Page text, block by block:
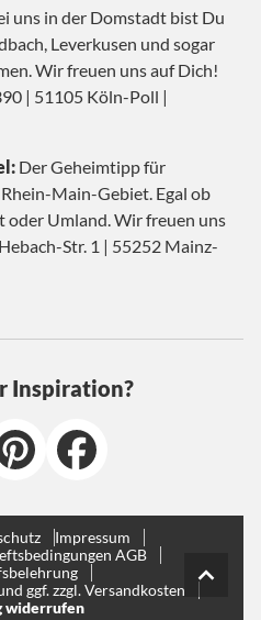
uns in der Domstadt bist Du
Leverkusen und sogar
Wir freuen uns auf Dich!
| 51105 Köln-Poll |
Der Geheimtipp für
Main-Gebiet. Egal ob
oder Umland. Wir freuen uns
Str. 1 | 55252 Mainz-
Inspiration?
Impressum
AGB
ggf. zzgl. Versandkosten
widerrufen